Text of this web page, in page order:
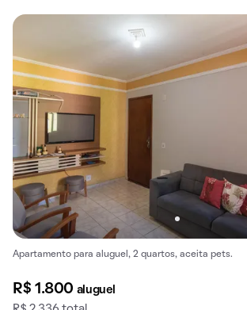
Apartamento para aluguel, 2 quartos, aceita pets.
R$ 1.800 aluguel